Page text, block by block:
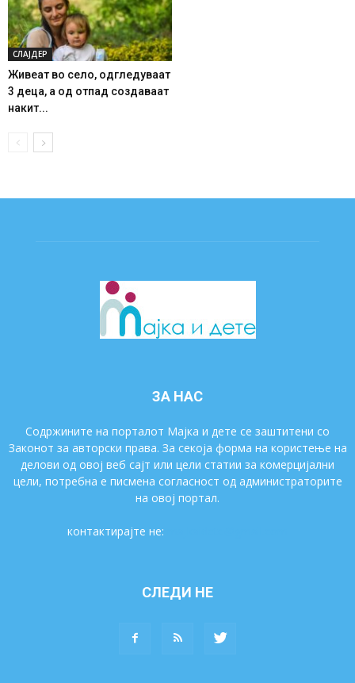
СЛАЈДЕР
Живеат во село, одгледуваат
3 деца, а од отпад создаваат
накит...
ЗА НАС
Содржините на порталот Мајка и дете се заштитени со
Законот за авторски права. За секоја форма на користење на
делови од овој веб сајт или цели статии за комерцијални
цели, потребна е писмена согласност од администраторите
на овој портал.
контактирајте не:
СЛЕДИ НЕ